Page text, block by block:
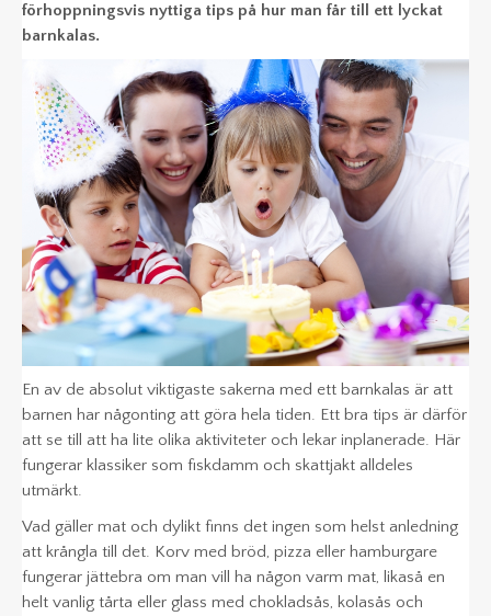
BARN
KALAS
förhoppningsvis nyttiga tips på hur man får till ett lyckat
barnkalas.
En av de absolut viktigaste sakerna med ett barnkalas är att
barnen har någonting att göra hela tiden. Ett bra tips är därför
att se till att ha lite olika aktiviteter och lekar inplanerade. Här
fungerar klassiker som fiskdamm och skattjakt alldeles
utmärkt.
Vad gäller mat och dylikt finns det ingen som helst anledning
att krångla till det. Korv med bröd, pizza eller hamburgare
fungerar jättebra om man vill ha någon varm mat, likaså en
helt vanlig tårta eller glass med chokladsås, kolasås och